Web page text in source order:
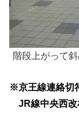
階段上がって
※京王線連絡切
JR線中央西改